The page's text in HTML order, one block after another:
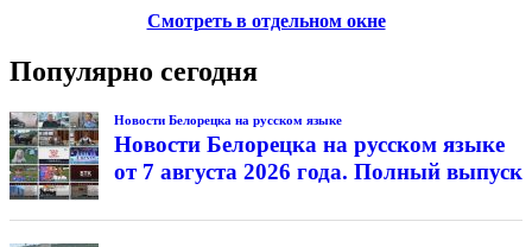
Смотреть в отдельном окне
Популярно сегодня
Новости Белорецка на русском языке
Новости Белорецка на русском языке
от 7 августа 2026 года. Полный выпуск